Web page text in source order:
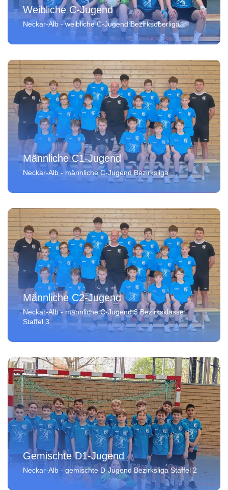
Weibliche C-Jugend
Neckar-Alb - weibliche C-Jugend Bezirksoberliga
Männliche C1-Jugend
Neckar-Alb - männliche C-Jugend Bezirksliga
Männliche C2-Jugend
Neckar-Alb - männliche C-Jugend 3 Bezirksklasse
Staffel 3
Gemischte D1-Jugend
Neckar-Alb - gemischte D-Jugend Bezirksliga Staffel 2